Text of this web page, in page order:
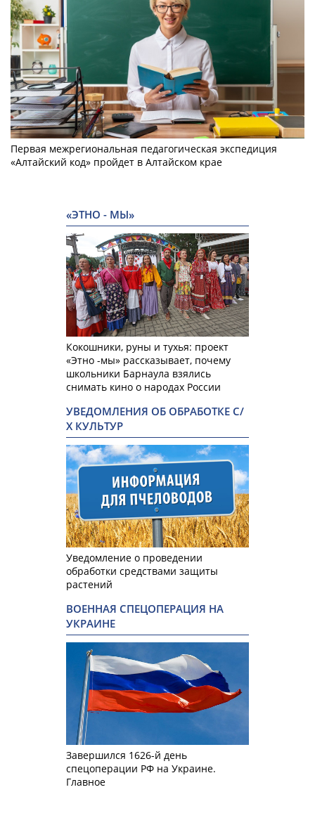
Первая межрегиональная педагогическая экспедиция
«Алтайский код» пройдет в Алтайском крае
«ЭТНО - МЫ»
Кокошники, руны и тухья: проект
«Этно -мы» рассказывает, почему
школьники Барнаула взялись
снимать кино о народах России
УВЕДОМЛЕНИЯ ОБ ОБРАБОТКЕ С/
Х КУЛЬТУР
Уведомление о проведении
обработки средствами защиты
растений
ВОЕННАЯ СПЕЦОПЕРАЦИЯ НА
УКРАИНЕ
Завершился 1626-й день
спецоперации РФ на Украине.
Главное